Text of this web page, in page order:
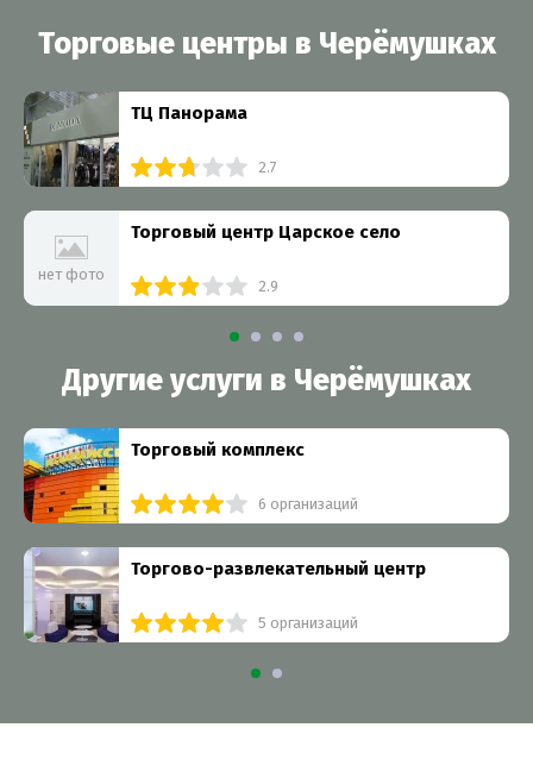
Торговые центры в Черёмушках
ТЦ Панорама
2.7
нет фото
Торговый центр Царское село
2.9
Другие услуги в Черёмушках
Торговый комплекс
6 организаций
Торгово-развлекательный центр
5 организаций